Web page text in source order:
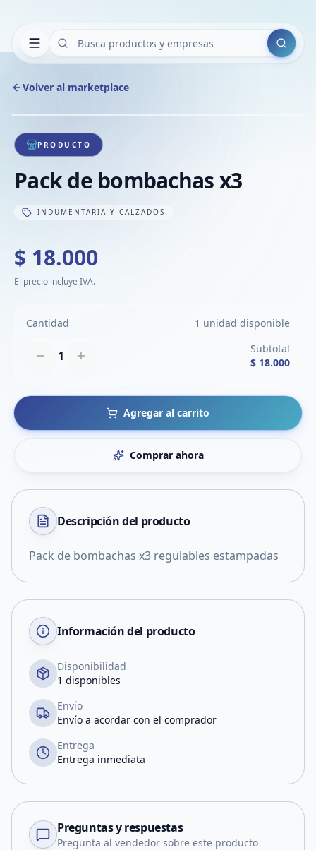
Buscar
Volver al marketplace
1/1
PRODUCTO
Pack de bombachas x3
INDUMENTARIA Y CALZADOS
$ 18.000
El precio incluye IVA.
Cantidad 1 unidad disponible
1
Subtotal
$ 18.000
Agregar al carrito
Comprar ahora
Descripción del producto
Pack de bombachas x3 regulables estampadas
Información del producto
Disponibilidad
1 disponibles
Envío
Envío a acordar con el comprador
Entrega
Entrega inmediata
Preguntas y respuestas
Pregunta al vendedor sobre este producto